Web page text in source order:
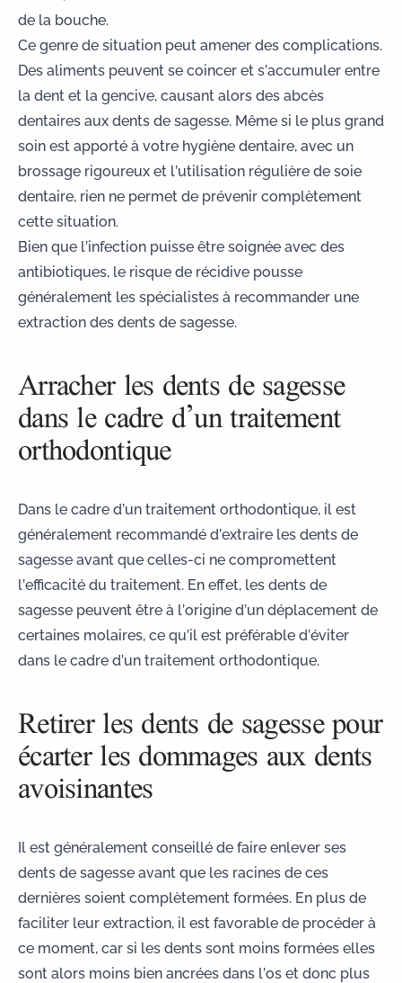
de la bouche.
Ce genre de situation peut amener des complications.
Des aliments peuvent se coincer et s’accumuler entre
la dent et la gencive, causant alors desabcès
dentaires aux dents de sagesse. Même si le plus grand
soin est apporté à votre hygiène dentaire, avec un
brossage rigoureux et l’utilisation régulière de soie
dentaire, rien ne permet de prévenir complètement
cette situation.
Bien que l’infection puisse être soignée avec des
antibiotiques, le risque de récidive pousse
généralement les spécialistes à recommander une
extraction des dents de sagesse.
Arracher les dents de sagesse
dans le cadre d’un traitement
orthodontique
Dans le cadre d’un traitement orthodontique, il est
généralement recommandé d’extraire les dents de
sagesse avant que celles-ci ne compromettent
l’efficacité du traitement. En effet, les dents de
sagesse peuvent être à l’origine d’un déplacement de
certaines molaires, ce qu’il est préférable d’éviter
dans le cadre d’un traitement orthodontique.
Retirer les dents de sagesse pour
écarter les dommages aux dents
avoisinantes
Il est généralement conseillé de faire enlever ses
dents de sagesse avant que les racines de ces
dernières soient complètement formées. En plus de
faciliter leur extraction, il est favorable de procéder à
ce moment, car si les dents sont moins formées elles
sont alors moins bien ancrées dans l’os et donc plus